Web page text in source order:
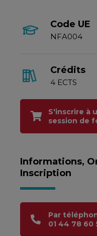
Code UE
NFA004
Crédits
4 ECTS
S'inscrire à
session de
Informations,
Inscription
Par
01 44 78 60